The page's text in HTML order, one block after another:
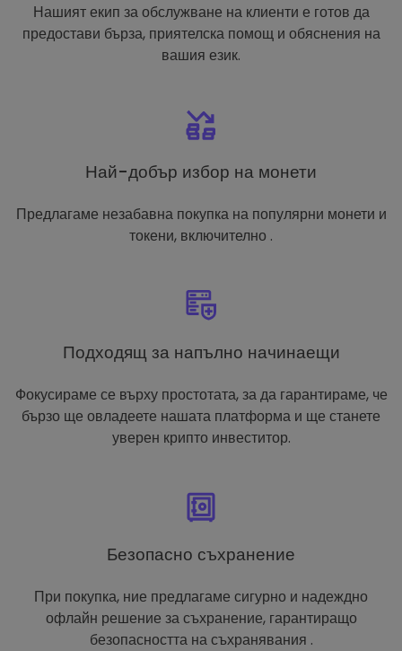
Нашият екип за обслужване на клиенти е готов да
предостави бърза, приятелска помощ и обяснения на
вашия език.
Най-добър избор на монети
Предлагаме незабавна покупка на популярни монети и
токени, включително .
Подходящ за напълно начинаещи
Фокусираме се върху простотата, за да гарантираме, че
бързо ще овладеете нашата платформа и ще станете
уверен крипто инвеститор.
Безопасно съхранение
При покупка, ние предлагаме сигурно и надеждно
офлайн решение за съхранение, гарантиращо
безопасността на съхранявания .